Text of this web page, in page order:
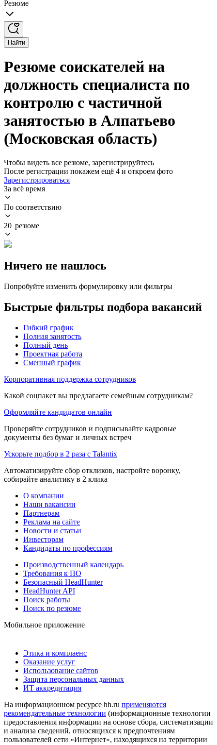
Резюме
Найти
Резюме соискателей на
должность специалиста по
контролю с частичной
занятостью в Алпатьево
(Московская область)
Чтобы видеть все резюме, зарегистрируйтесь
После регистрации покажем ещё 4 и откроем фото
Зарегистрироваться
За всё время
По соответствию
20 резюме
Ничего не нашлось
Попробуйте изменить формулировку или фильтры
Быстрые фильтры подбора вакансий
Гибкий график
Полная занятость
Полный день
Проектная работа
Сменный график
Корпоративная поддержка сотрудников
Какой соцпакет вы предлагаете семейным сотрудникам?
Оформляйте кандидатов онлайн
Проверяйте сотрудников и подписывайте кадровые
документы без бумаг и личных встреч
Ускорьте подбор в 2 раза с Talantix
Автоматизируйте сбор откликов, настройте воронку,
собирайте аналитику в 2 клика
О компании
Наши вакансии
Партнерам
Реклама на сайте
Новости и статьи
Инвесторам
Кандидаты по профессиям
Производственный календарь
Требования к ПО
Безопасный HeadHunter
HeadHunter API
Поиск работы
Поиск по резюме
Мобильное приложение
Этика и комплаенс
Оказание услуг
Использование сайтов
Защита персональных данных
ИТ аккредитация
На информационном ресурсе hh.ru применяются
рекомендательные технологии (информационные технологии
предоставления информации на основе сбора, систематизации
и анализа сведений, относящихся к предпочтениям
пользователей сети «Интернет», находящихся на территории